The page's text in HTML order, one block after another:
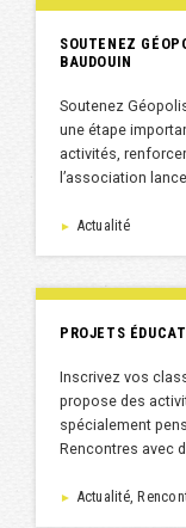
SOUTENEZ
BAUDOUIN
Soutenez
une étape
activités,
l’association
► Actualité
PROJETS
Inscrivez vos
propose des
spécialement
Rencontres avec
► Actualité,